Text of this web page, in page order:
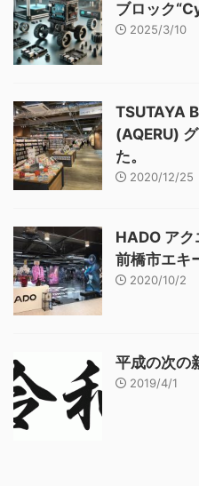
ブロック
2025/3/10
TSUTAYA
(AQERU)
た。
2020/12/25
HADO ア
前橋市エキ
2020/10/2
平成の次の
2019/4/1